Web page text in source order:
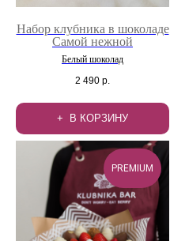
Набор клубника в шоколаде
Самой нежной
Белый шоколад
2 490 р.
В КОРЗИНУ
PREMIUM